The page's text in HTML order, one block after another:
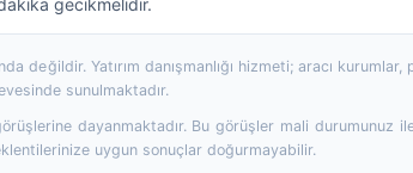
gecikmelidir.
değildir. Yatırım danışmanlığı hizmeti; aracı
sunulmaktadır.
dayanmaktadır. Bu görüşler mali
uygun sonuçlar doğurmayabilir.